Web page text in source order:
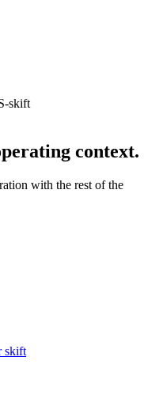
skift
context.
with the rest of the
skift